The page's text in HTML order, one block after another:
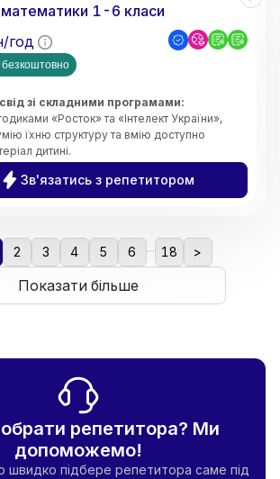
1-6 класи
год
зі складними програмами:
«Росток» та «Інтелект України»,
їхню структуру та вмію доступно
дитині.
я чітко планую кожен урок, стежу за
ефективно розподіляю час на занятті.
Створюю середовище, де дитина
запитання чи помилятися. Вірю, що
Зв'язатись з репетитором
2 3 4 5 6 ... 18 >
Показати більше
репетитора? Ми
допоможемо!
підбере репетитора саме під